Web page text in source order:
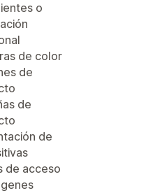
o
de color
de
de
de
de acceso